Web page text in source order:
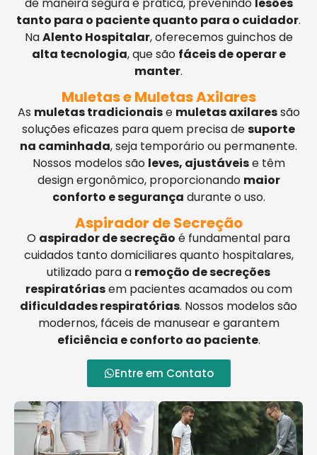
tanto para o paciente quanto para o cuidador.
NaAlento Hospitalar, oferecemos guinchos de
alta tecnologia, que são fáceis de operar e
manter.
Muletas e Muletas Axilares
As muletas tradicionaise muletas axilaressão
soluções eficazes para quem precisa desuporte
na caminhada, seja temporário ou permanente.
Nossos modelos são leves, ajustáveise têm
design ergonômico, proporcionando maior
conforto e segurança durante o uso.
Aspirador de Secreção
O aspirador de secreção é fundamental para
cuidados tanto domiciliares quanto hospitalares,
utilizado para a remoção de secreções
respiratóriasem pacientes acamados ou com
dificuldades respiratórias. Nossos modelos são
modernos, fáceis de manusear e garantem
eficiência e conforto ao paciente.
Entre em Contato